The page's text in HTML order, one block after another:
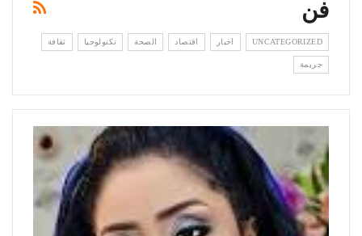
فن
UNCATEGORIZED اخبار اقتصاد الصحة تكنولوجيا ثقافة
جريمة